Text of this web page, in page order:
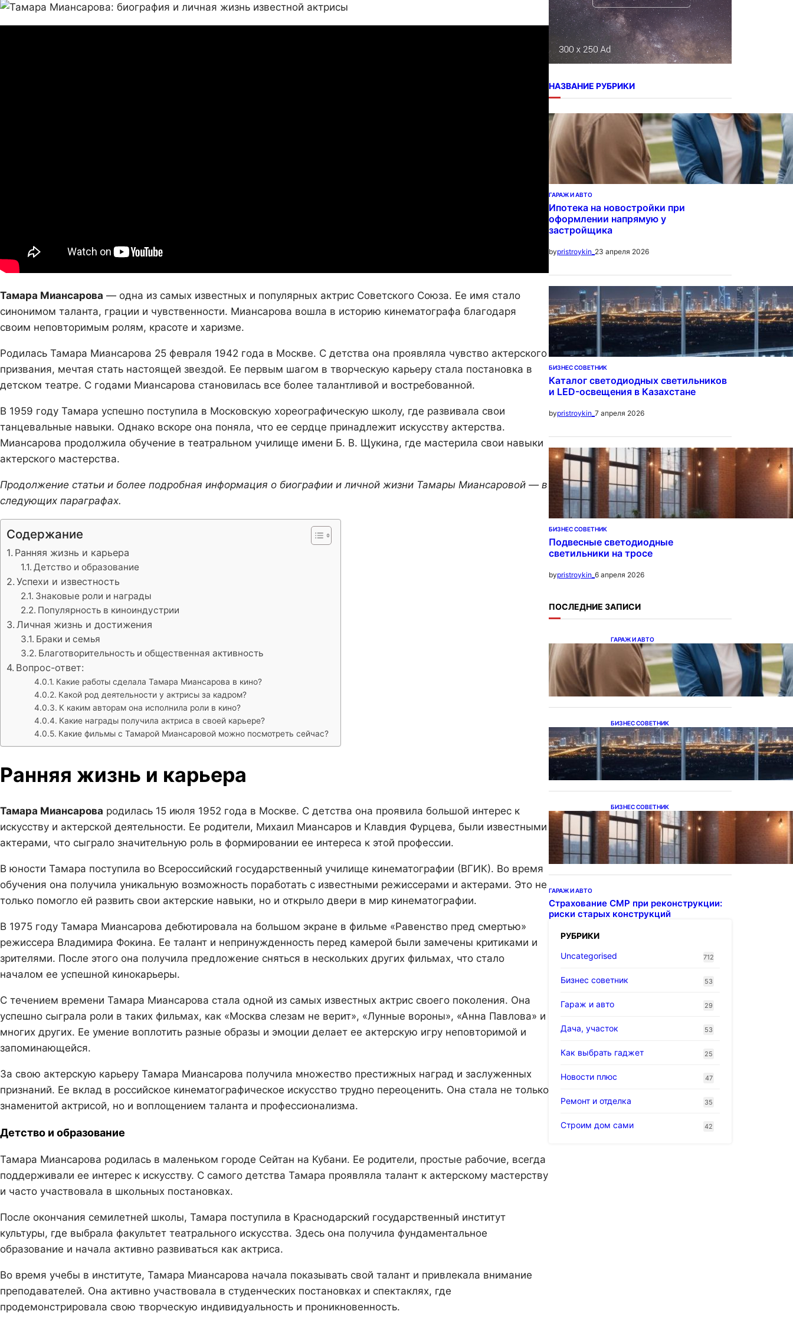
Тамара Миансарова — одна из самых известных и популярных актрис Советского Союза. Ее имя стало
синонимом таланта, грации и чувственности. Миансарова вошла в историю кинематографа благодаря
своим неповторимым ролям, красоте и харизме.
Родилась Тамара Миансарова 25 февраля 1942 года в Москве. С детства она проявляла чувство актерского
призвания, мечтая стать настоящей звездой. Ее первым шагом в творческую карьеру стала постановка в
детском театре. С годами Миансарова становилась все более талантливой и востребованной.
В 1959 году Тамара успешно поступила в Московскую хореографическую школу, где развивала свои
танцевальные навыки. Однако вскоре она поняла, что ее сердце принадлежит искусству актерства.
Миансарова продолжила обучение в театральном училище имени Б. В. Щукина, где мастерила свои навыки
актерского мастерства.
Продолжение статьи и более подробная информация о биографии и личной жизни Тамары Миансаровой — в
следующих параграфах.
Содержание
Ранняя жизнь и карьера
Детство и образование
Успехи и известность
Знаковые роли и награды
Популярность в киноиндустрии
Личная жизнь и достижения
Браки и семья
Благотворительность и общественная активность
Вопрос-ответ:
Какие работы сделала Тамара Миансарова в кино?
Какой род деятельности у актрисы за кадром?
К каким авторам она исполнила роли в кино?
Какие награды получила актриса в своей карьере?
Какие фильмы с Тамарой Миансаровой можно посмотреть сейчас?
Ранняя жизнь и карьера
Тамара Миансарова родилась 15 июля 1952 года в Москве. С детства она проявила большой интерес к
искусству и актерской деятельности. Ее родители, Михаил Миансаров и Клавдия Фурцева, были известными
актерами, что сыграло значительную роль в формировании ее интереса к этой профессии.
В юности Тамара поступила во Всероссийский государственный училище кинематографии (ВГИК). Во время
обучения она получила уникальную возможность поработать с известными режиссерами и актерами. Это не
только помогло ей развить свои актерские навыки, но и открыло двери в мир кинематографии.
В 1975 году Тамара Миансарова дебютировала на большом экране в фильме «Равенство пред смертью»
режиссера Владимира Фокина. Ее талант и непринужденность перед камерой были замечены критиками и
зрителями. После этого она получила предложение сняться в нескольких других фильмах, что стало
началом ее успешной кинокарьеры.
С течением времени Тамара Миансарова стала одной из самых известных актрис своего поколения. Она
успешно сыграла роли в таких фильмах, как «Москва слезам не верит», «Лунные вороны», «Анна Павлова» и
многих других. Ее умение воплотить разные образы и эмоции делает ее актерскую игру неповторимой и
запоминающейся.
За свою актерскую карьеру Тамара Миансарова получила множество престижных наград и заслуженных
признаний. Ее вклад в российское кинематографическое искусство трудно переоценить. Она стала не только
знаменитой актрисой, но и воплощением таланта и профессионализма.
Детство и образование
Тамара Миансарова родилась в маленьком городе Сейтан на Кубани. Ее родители, простые рабочие, всегда
поддерживали ее интерес к искусству. С самого детства Тамара проявляла талант к актерскому мастерству
и часто участвовала в школьных постановках.
После окончания семилетней школы, Тамара поступила в Краснодарский государственный институт
культуры, где выбрала факультет театрального искусства. Здесь она получила фундаментальное
образование и начала активно развиваться как актриса.
Во время учебы в институте, Тамара Миансарова начала показывать свой талант и привлекала внимание
преподавателей. Она активно участвовала в студенческих постановках и спектаклях, где
продемонстрировала свою творческую индивидуальность и проникновенность.
НАЗВАНИЕ РУБРИКИ
ГАРАЖ И АВТО
Ипотека на новостройки при
оформлении напрямую у
застройщика
bypristroykin_ 23 апреля 2026
БИЗНЕС СОВЕТНИК
Каталог светодиодных светильников
и LED-освещения в Казахстане
bypristroykin_ 7 апреля 2026
БИЗНЕС СОВЕТНИК
Подвесные светодиодные
светильники на тросе
bypristroykin_ 6 апреля 2026
ПОСЛЕДНИЕ ЗАПИСИ
ГАРАЖ И АВТО
Ипотека на новостройки
при оформлении
напрямую у застройщика
БИЗНЕС СОВЕТНИК
Каталог светодиодных
светильников и LED-
освещения в Казахстане
БИЗНЕС СОВЕТНИК
Подвесные светодиодные
светильники на тросе
ГАРАЖ И АВТО
Страхование СМР при реконструкции:
риски старых конструкций
РУБРИКИ
Uncategorised
712
Бизнес советник 53
Гараж и авто 29
Дача, участок 53
Как выбрать гаджет 25
Новости плюс 47
Ремонт и отделка 35
Строим дом сами 42